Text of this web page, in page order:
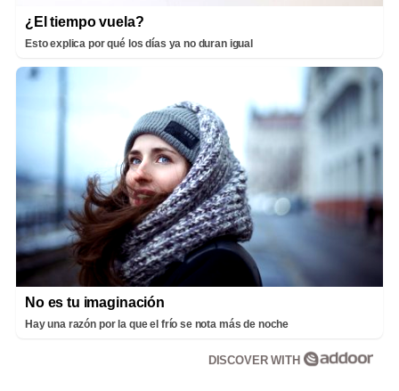
¿El tiempo vuela?
Esto explica por qué los días ya no duran igual
No es tu imaginación
Hay una razón por la que el frío se nota más de noche
DISCOVER WITH